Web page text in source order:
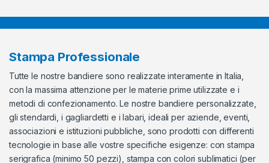
Stampa Professionale
Tutte le nostre bandiere sono realizzate interamente in Italia,
con la massima attenzione per le materie prime utilizzate e i
metodi di confezionamento. Le nostre bandiere personalizzate,
gli stendardi, i gagliardetti e i labari, ideali per aziende, eventi,
associazioni e istituzioni pubbliche, sono prodotti con differenti
tecnologie in base alle vostre specifiche esigenze: con stampa
serigrafica (minimo 50 pezzi), stampa con colori sublimatici (per